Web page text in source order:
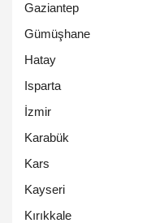
Gaziantep
Gümüşhane
Hatay
Isparta
İzmir
Karabük
Kars
Kayseri
Kırıkkale